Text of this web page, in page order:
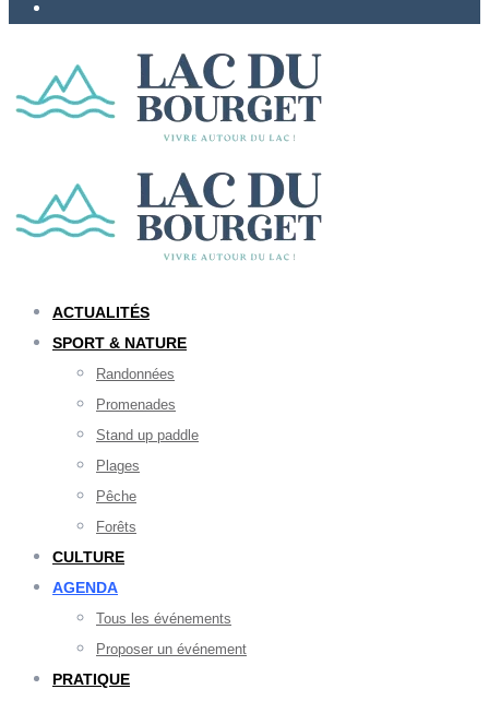
ACTUALITÉS
SPORT & NATURE
Randonnées
Promenades
Stand up paddle
Plages
Pêche
Forêts
CULTURE
AGENDA
Tous les événements
Proposer un événement
PRATIQUE